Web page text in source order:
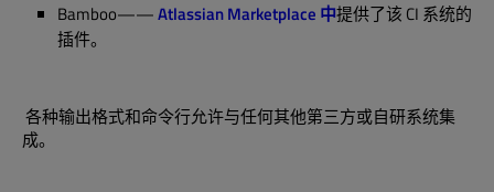
Bamboo——Atlassian Marketplace 中提供了该 CI 系统的
插件。
各种输出格式和命令行允许与任何其他第三方或自研系统集
成。